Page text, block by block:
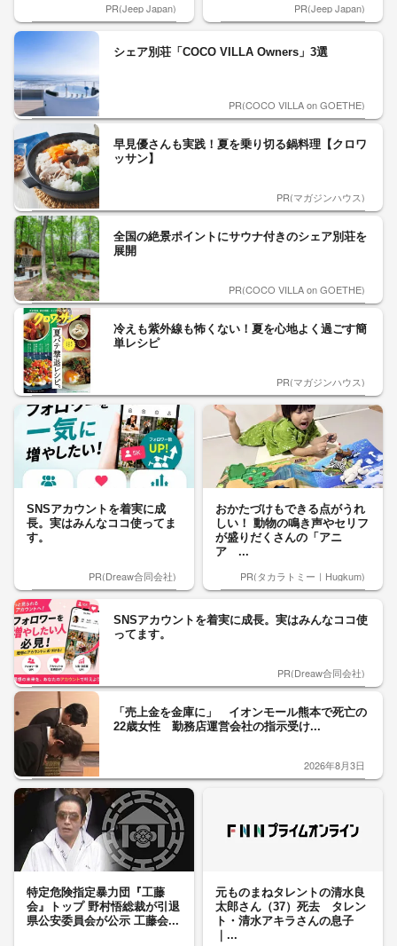
PR(Jeep Japan) PR(Jeep Japan)
シェア別荘「COCO VILLA Owners」3選
PR(COCO VILLA on GOETHE)
早見優さんも実践！夏を乗り切る鍋料理【クロワ
ッサン】
PR(マガジンハウス)
全国の絶景ポイントにサウナ付きのシェア別荘を
展開
PR(COCO VILLA on GOETHE)
冷えも紫外線も怖くない！夏を心地よく過ごす簡
単レシピ
PR(マガジンハウス)
SNSアカウントを着実に成
長。実はみんなココ使ってま
す。
PR(Dreaw合同会社)
おかたづけもできる点がうれ
しい！ 動物の鳴き声やセリフ
が盛りだくさんの「アニ
ア ...
PR(タカラトミー｜Hugkum)
SNSアカウントを着実に成長。実はみんなココ使
ってます。
PR(Dreaw合同会社)
「売上金を金庫に」 イオンモール熊本で死亡の
22歳女性 勤務店運営会社の指示受け...
2026年8月3日
特定危険指定暴力団『工藤
会』トップ 野村悟総裁が引退
県公安委員会が公示 工藤会...
元ものまねタレントの清水良
太郎さん（37）死去 タレン
ト・清水アキラさんの息子
｜...